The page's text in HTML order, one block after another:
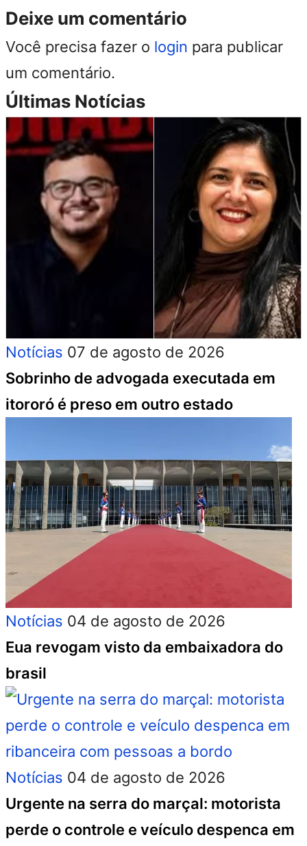
Deixe um comentário
Você precisa fazer o login para publicar
um comentário.
Últimas Notícias
Notícias 07 de agosto de 2026
Sobrinho de advogada executada em
itororó é preso em outro estado
Notícias 04 de agosto de 2026
Eua revogam visto da embaixadora do
brasil
Notícias 04 de agosto de 2026
Urgente na serra do marçal: motorista
perde o controle e veículo despenca em